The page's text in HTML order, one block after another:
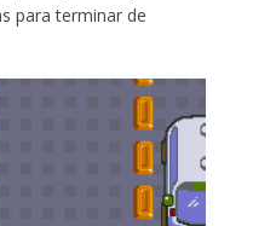
para terminar de